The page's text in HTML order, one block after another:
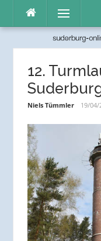
Inhalt
Menü
12.
Niels Tümmler 19/04/